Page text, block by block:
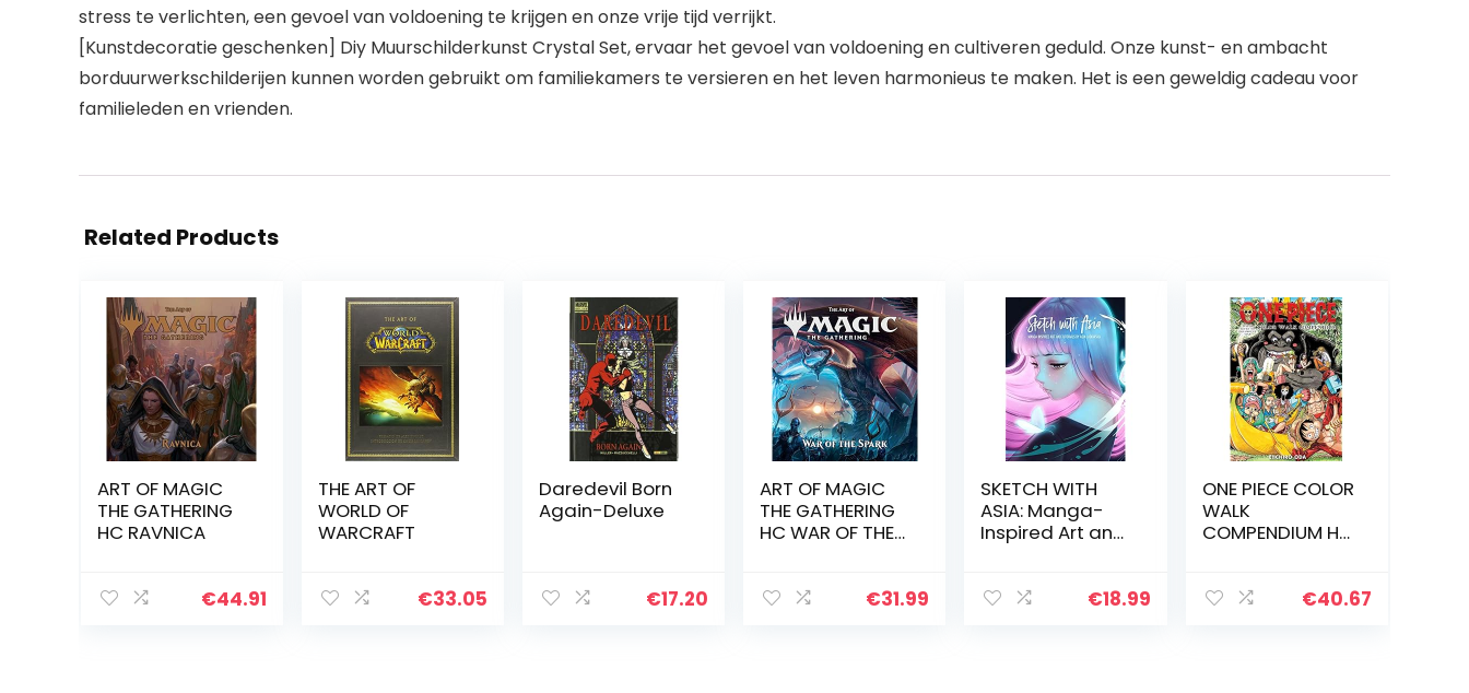
stress te verlichten, een gevoel van voldoening te krijgen en onze vrije tijd verrijkt.
[Kunstdecoratie geschenken] Diy Muurschilderkunst Crystal Set, ervaar het gevoel van voldoening en cultiveren geduld. Onze kunst- en ambacht
borduurwerkschilderijen kunnen worden gebruikt om familiekamers te versieren en het leven harmonieus te maken. Het is een geweldig cadeau voor
familieleden en vrienden.
Related Products
ART OF MAGIC
THE GATHERING
HC RAVNICA
€44.91
THE ART OF
WORLD OF
WARCRAFT
€33.05
Daredevil Born
Again-Deluxe
€17.20
ART OF MAGIC
THE GATHERING
HC WAR OF THE
€31.99
SKETCH WITH
ASIA: Manga-
Inspired Art and
€18.99
ONE PIECE COLOR
WALK
COMPENDIUM HC
WAR: Water€40.67